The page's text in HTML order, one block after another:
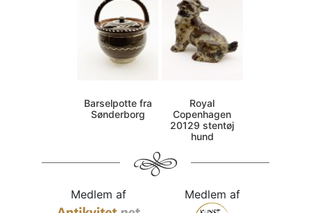
Barselpotte fra
Sønderborg
Royal
Copenhagen
20129 stentøj
hund
Medlem af Medlem af